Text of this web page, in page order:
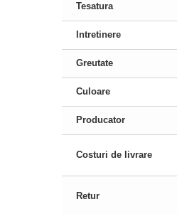
Tesatura
Intretinere
Greutate
Culoare
Producator
Costuri de livrare
Retur